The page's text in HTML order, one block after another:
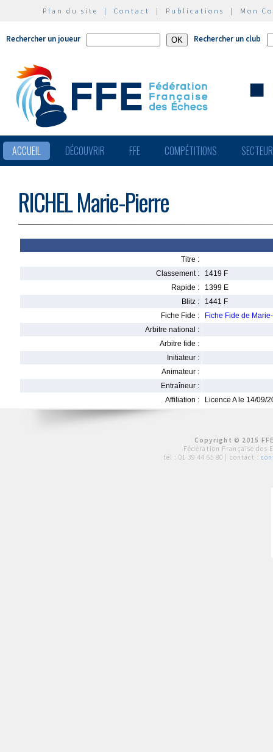
Plan du site | Contact | Publications | Mon
Rechercher un joueur Rechercher un club
ACCUEIL DÉCOUVRIR FFE COMPÉTITIONS
RICHEL Marie-Pierre
Titre :
Classement :
1419 F
Rapide :
1399 E
Blitz :
1441 F
Fiche Fide :
Fiche Fide de
Arbitre national :
Arbitre fide :
Initiateur :
Animateur :
Entraîneur :
Affiliation :
Licence A le 14/09/
Copyright © 2015
Fédération Française des
tél : 01 39 44 65 80 | contact :